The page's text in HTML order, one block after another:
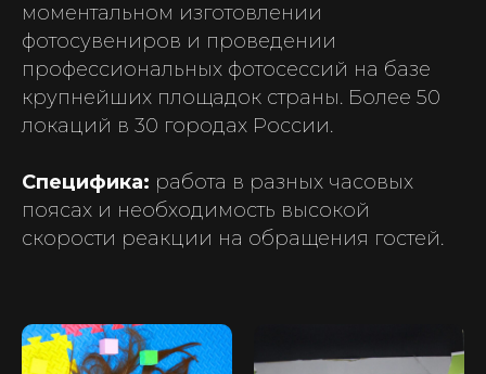
моментальном изготовлении
фотосувениров и проведении
профессиональных фотосессий на базе
крупнейших площадок страны. Более 50
локаций в 30 городах России.
Специфика: работа в разных часовых
поясах и необходимость высокой
скорости реакции на обращения гостей.